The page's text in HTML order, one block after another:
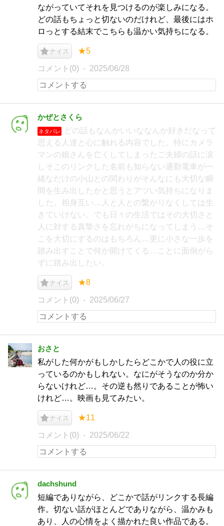
ながっていてそれを見つけるのが楽しみになる。
どの話もちょっと切ないのだけれど、最後にはホ
ロっとする結末でこちらも温かい気持ちになる。
ナイス ★5
コメント(0) 2025/06/28
かぜとさくら
ネタバレ
どの話もなんかいいななんか好きだなって
思える人達と心に触れる内容でした。特にカメラ
マンの娘さんを亡くしてしまったご夫婦の話に涙
しそこのリンクした名前も知らない通勤電車が一
緒なだけの小山との関わりがそんなにも大切な瞬
間を生み出したかと思うとアツい気持ちになりま
した。相身互い…人と人との繋がりなくしては生
きていけない。でも日々の生活ではその大切さと
人に対する真摯さを忘れがちになってしまう…そ
こを大切にするのはもちろん…更に小さな一歩を
踏み出すことで何か開けてくる…ことに面倒がら
ずに踏み出したい。
ナイス ★8
コメント(0) 2025/06/27
おさと
私がした何かがもしかしたらどこかで人の役に立
っているのかもしれない。なにがそうなのか分か
らないけれど…。その逆も然りであることが怖い
けれど…。映画も見てみたい。
ナイス ★11
コメント(0) 2025/06/22
dachshund
短編でありながら、どこかで話がリンクする長編
作。切ない話がほとんどでありながら、温かみも
あり、人の心情をよく描かれた良い作品である。